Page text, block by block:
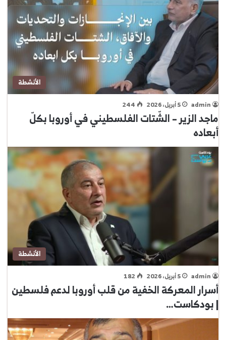
الأنشطة
admin 5 أبريل، 2026 244
ماجد الزير – الشّتات الفلسطيني في أوروبا بكلّ
أبعاده
الأنشطة
admin 5 أبريل، 2026 182
أسرار المعركة الخفية من قلب أوروبا لدعم فلسطين
| بودكاست…